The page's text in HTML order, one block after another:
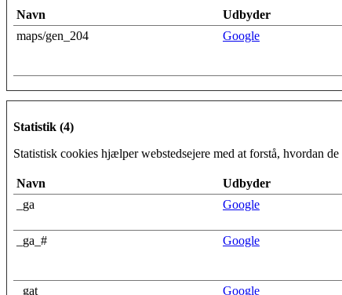
Navn Udbyder
maps/gen_204
Google
Statistik (4)
Statistisk cookies hjælper webstedsejere med at forstå, hvordan
Navn Udbyder
_ga
Google
_ga_# Google
_gat Google